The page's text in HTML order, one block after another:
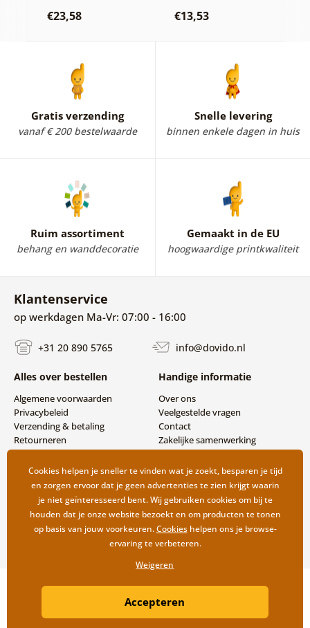
€23,58 €13,53
Gratis verzending
vanaf € 200 bestelwaarde
Snelle levering
binnen enkele dagen in huis
Ruim assortiment
behang en wanddecoratie
Gemaakt in de EU
hoogwaardige printkwaliteit
Klantenservice
op werkdagen Ma-Vr: 07:00 - 16:00
+31 20 890 5765 info@dovido.nl
Alles over bestellen
Algemene voorwaarden
Privacybeleid
Verzending & betaling
Retourneren
Handige informatie
Over ons
Veelgestelde vragen
Contact
Zakelijke samenwerking
Copyright ©2019 © Dovido.nl.
Litvanyi.sk| Webshop ontwikkeld door
Cookies helpen je sneller te vinden wat je zoekt, besparen je tijd
en zorgen ervoor dat je geen advertenties te zien krijgt waarin
je niet geïnteresseerd bent. Wij gebruiken cookies om bij te
houden dat je onze website bezoekt en om producten te tonen
op basis van jouw voorkeuren.Cookieshelpen ons je browse-
ervaring te verbeteren.
Weigeren
Accepteren